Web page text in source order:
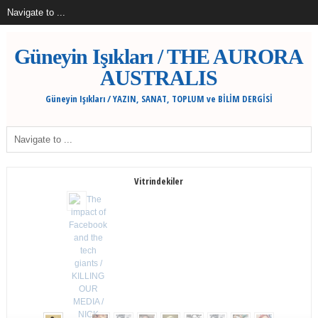
Güneyin Işıkları / THE AURORA
AUSTRALIS
Güneyin Işıkları / YAZIN, SANAT, TOPLUM ve BİLİM DERGİSİ
Vitrindekiler